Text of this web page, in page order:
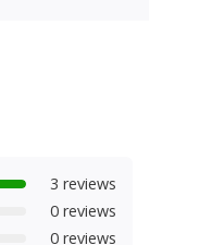
3 reviews
0 reviews
0 reviews